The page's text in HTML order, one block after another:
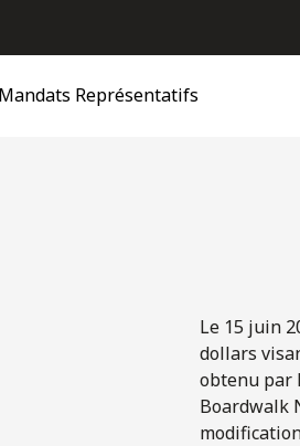
Mandats Représentatifs
Le 15 juin
dollars
obtenu par
Boardwalk